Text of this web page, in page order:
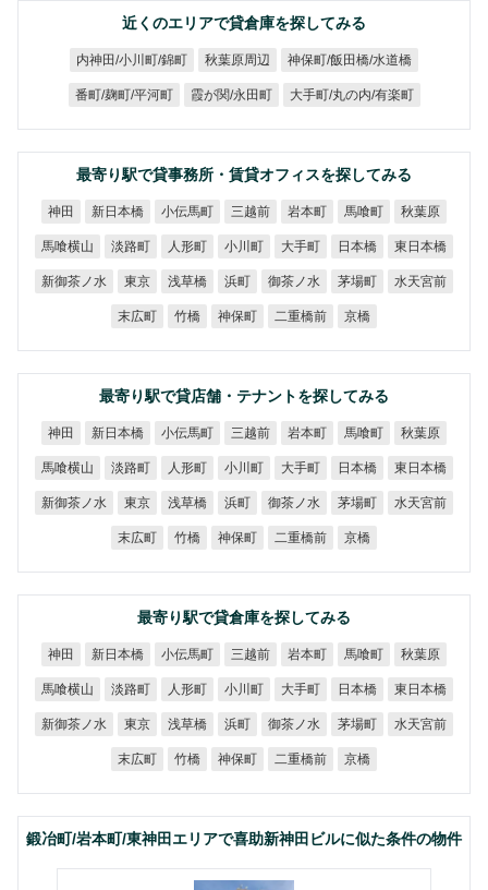
近くのエリアで貸倉庫を探してみる
内神田/小川町/錦町 秋葉原周辺 神保町/飯田橋/水道橋
番町/麹町/平河町 霞が関/永田町 大手町/丸の内/有楽町
最寄り駅で貸事務所・賃貸オフィスを探してみる
神田 新日本橋 小伝馬町 三越前 岩本町 馬喰町 秋葉原
馬喰横山 淡路町 人形町 小川町 大手町 日本橋 東日本橋
新御茶ノ水 東京 浅草橋 浜町 御茶ノ水 茅場町 水天宮前
末広町 竹橋 神保町 二重橋前 京橋
最寄り駅で貸店舗・テナントを探してみる
神田 新日本橋 小伝馬町 三越前 岩本町 馬喰町 秋葉原
馬喰横山 淡路町 人形町 小川町 大手町 日本橋 東日本橋
新御茶ノ水 東京 浅草橋 浜町 御茶ノ水 茅場町 水天宮前
末広町 竹橋 神保町 二重橋前 京橋
最寄り駅で貸倉庫を探してみる
神田 新日本橋 小伝馬町 三越前 岩本町 馬喰町 秋葉原
馬喰横山 淡路町 人形町 小川町 大手町 日本橋 東日本橋
新御茶ノ水 東京 浅草橋 浜町 御茶ノ水 茅場町 水天宮前
末広町 竹橋 神保町 二重橋前 京橋
鍛冶町/岩本町/東神田エリアで喜助新神田ビルに似た条件の物件